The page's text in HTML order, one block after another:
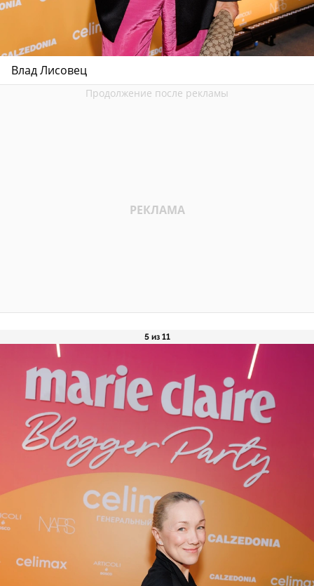
Влад Лисовец
5 из 11